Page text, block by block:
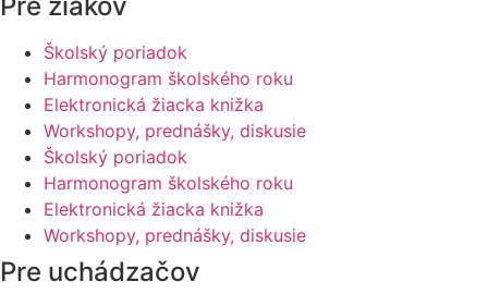
Pre žiakov
Školský poriadok
Harmonogram školského roku
Elektronická žiacka knižka
Workshopy, prednášky, diskusie
Školský poriadok
Harmonogram školského roku
Elektronická žiacka knižka
Workshopy, prednášky, diskusie
Pre uchádzačov